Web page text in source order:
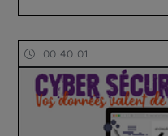
00:40:01